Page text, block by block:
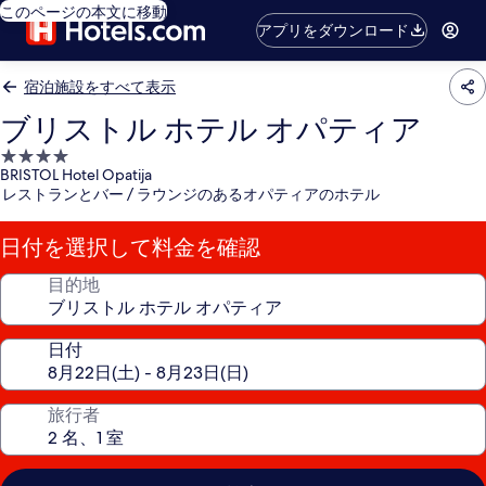
このページの本文に移動
アプリをダウンロード
宿泊施設をすべて表示
ブリストル ホテル オパティア
4.0
つ
星
宿
泊
施
BRISTOL Hotel Opatija
レストランとバー / ラウンジのあるオパティアのホテル
日付を選択して料金を確認
目的地
日付
旅行者